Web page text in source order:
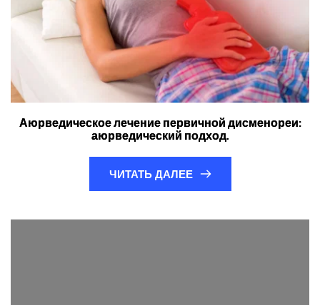
Аюрведическое лечение первичной дисменореи:
аюрведический подход.
ЧИТАТЬ ДАЛЕЕ